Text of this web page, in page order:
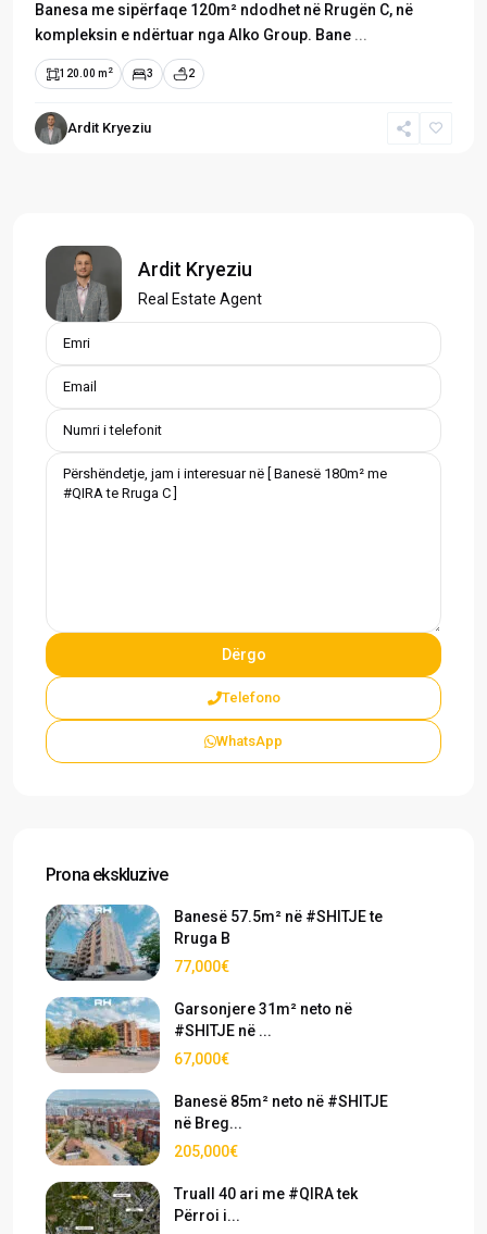
Banesa me sipërfaqe 120m² ndodhet në Rrugën C, në
kompleksin e ndërtuar nga Alko Group. Bane ...
120.00 m 2 3 2
Ardit Kryeziu
Ardit Kryeziu
Real Estate Agent
Telefono
WhatsApp
Prona ekskluzive
Banesë 57.5m² në #SHITJE te
Rruga B
77,000€
Garsonjere 31m² neto në
#SHITJE në ...
67,000€
Banesë 85m² neto në #SHITJE
në Breg...
205,000€
Truall 40 ari me #QIRA tek
Përroi i...